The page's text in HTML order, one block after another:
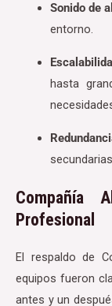
Sonido de
entorno.
hasta
Compañía
Profesional
El respaldo de
equipos fueron
antes y un